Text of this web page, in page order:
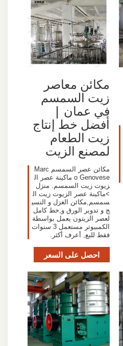
مكائن معاصر
زيت السمسم
في عمان |
أفضل خط إنتاج
زيت الطعام
لمصنع الزيت
مكائن عصر السمسم Marc
o Genovese ماكينة عصر ال
زيوت زيت السمسم. منزل
>ماكينة عصر الزيوت زيت ال
سمسم,مكائن الغزل و النسي
ج و تدوير الورق و,خط كامل
لعصر الزيتون يعمل بواسطة
الكمبيوتر مستعمل 3 سنوات
فقط للبع, أعرف أكثر.
احصل على السعر